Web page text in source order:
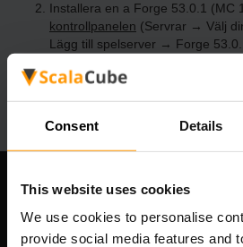
Consent Details
This website uses cookies
We use cookies to personalise
provide social media features and
Installera en a Forge 53.0.1 (MC
kontrollpanelen (Servrar → Välj
Lägg till spelserver → Forge
Vårt företag